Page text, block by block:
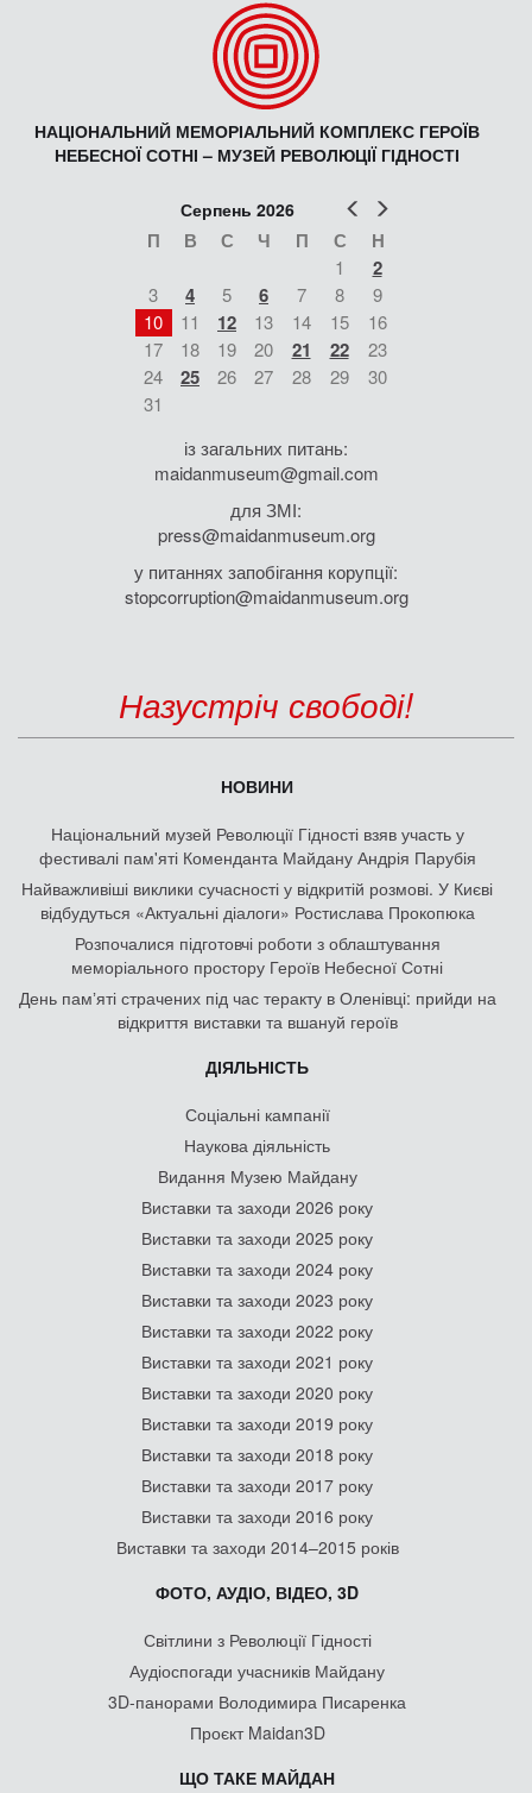
НАЦІОНАЛЬНИЙ МЕМОРІАЛЬНИЙ КОМПЛЕКС ГЕРОЇВ
НЕБЕСНОЇ СОТНІ – МУЗЕЙ РЕВОЛЮЦІЇ ГІДНОСТІ
Попер
Серпень 2026
П В С Ч П С Н
1 2
3 4 5 6 7 8
9
10
11 12 13 14 15
16
17
18 19 20 21 22
23
24
25 26 27 28 29
30
31
із загальних питань:
maidanmuseum@gmail.com
для ЗМІ:
press@maidanmuseum.org
у питаннях запобігання корупції:
stopcorruption@maidanmuseum.org
Назустріч свободі!
НОВИНИ
Національний музей Революції Гідності взяв участь у
фестивалі пам'яті Коменданта Майдану Андрія Парубія
Найважливіші виклики сучасності у відкритій розмові. У Києві
відбудуться «Актуальні діалоги» Ростислава Прокопюка
Розпочалися підготовчі роботи з облаштування
меморіального простору Героїв Небесної Сотні
День памʼяті страчених під час теракту в Оленівці: прийди на
відкриття виставки та вшануй героїв
ДІЯЛЬНІСТЬ
Соціальні кампанії
Наукова діяльність
Видання Музею Майдану
Виставки та заходи 2026 року
Виставки та заходи 2025 року
Виставки та заходи 2024 року
Виставки та заходи 2023 року
Виставки та заходи 2022 року
Виставки та заходи 2021 року
Виставки та заходи 2020 року
Виставки та заходи 2019 року
Виставки та заходи 2018 року
Виставки та заходи 2017 року
Виставки та заходи 2016 року
Виставки та заходи 2014–2015 років
ФОТО, АУДІО, ВІДЕО, 3D
Світлини з Революції Гідності
Аудіоспогади учасників Майдану
3D-панорами Володимира Писаренка
Проєкт Maidan3D
ЩО ТАКЕ МАЙДАН